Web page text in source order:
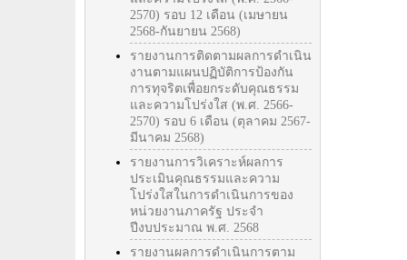
2570) รอบ 12 เดือน (เมษายน
2568-กันยายน 2568)
รายงานการติดตามผลการดำเนิน
งานตามแผนปฏิบัติการป้องกัน
การทุจริตเพื่อยกระดับคุณธรรม
และความโปร่งใส (พ.ศ. 2566-
2570) รอบ 6 เดือน (ตุลาคม 2567-
มีนาคม 2568)
รายงานการวิเคราะห์ผลการ
ประเมินคุณธรรมและความ
โปร่งใสในการดำเนินการของ
หน่วยงานภาครัฐ ประจำ
ปีงบประมาณ พ.ศ. 2568
รายงานผลการดำเนินการตาม